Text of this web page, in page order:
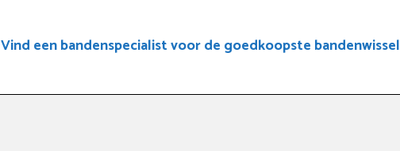
Vind een bandenspecialist voor de goedkoopste bandenwissel